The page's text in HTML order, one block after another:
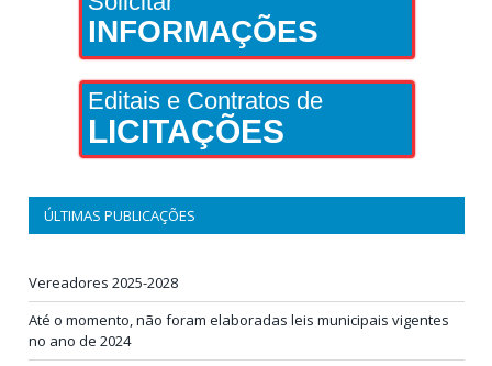
INFORMAÇÕES
Editais e Contratos de
LICITAÇÕES
ÚLTIMAS PUBLICAÇÕES
Vereadores 2025-2028
Até o momento, não foram elaboradas leis municipais vigentes
no ano de 2024